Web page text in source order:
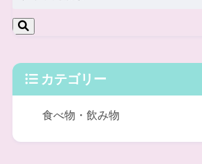
カテゴリー